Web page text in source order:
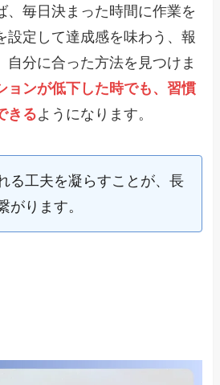
、毎日決まった時間に作業を
設定して達成感を味わう、報
自分に合った方法を見つけま
ョンが低下した時でも、習慣
きるようになります。
る工夫を凝らすことが、長
がります。